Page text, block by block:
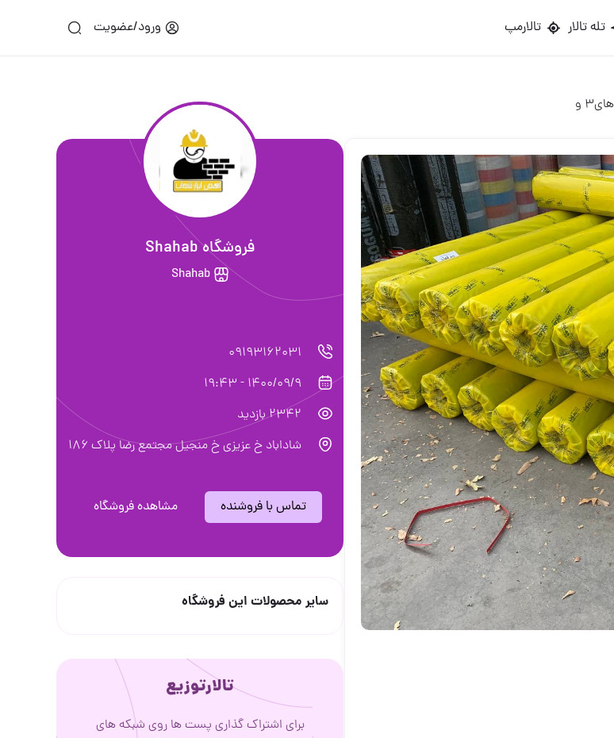
تله تالار تالارمپ ورود/عضویت
فروشگاه Shahab
Shahab
09193162031
1400/09/9 - 19:43
2342 بازدید
شاداباد خ عزیزی خ منجیل مجتمع رضا پلاک ۱۸۶
تماس با فروشنده مشاهده فروشگاه
سایر محصولات این فروشگاه
تالارتوزیع
برای اشتراک گذاری پست ها روی شبکه های